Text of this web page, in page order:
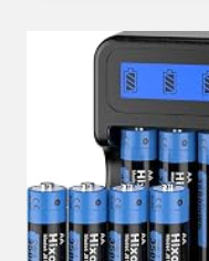
FÜR
&
—
6V/